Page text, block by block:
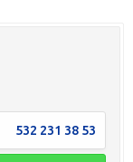
532 231 38 53